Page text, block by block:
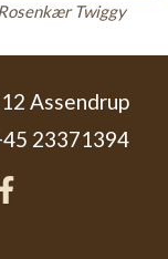
Twiggy
Assendrup
23371394